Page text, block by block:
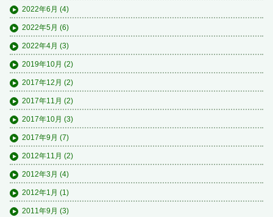
2022年6月 (4)
2022年5月 (6)
2022年4月 (3)
2019年10月 (2)
2017年12月 (2)
2017年11月 (2)
2017年10月 (3)
2017年9月 (7)
2012年11月 (2)
2012年3月 (4)
2012年1月 (1)
2011年9月 (3)